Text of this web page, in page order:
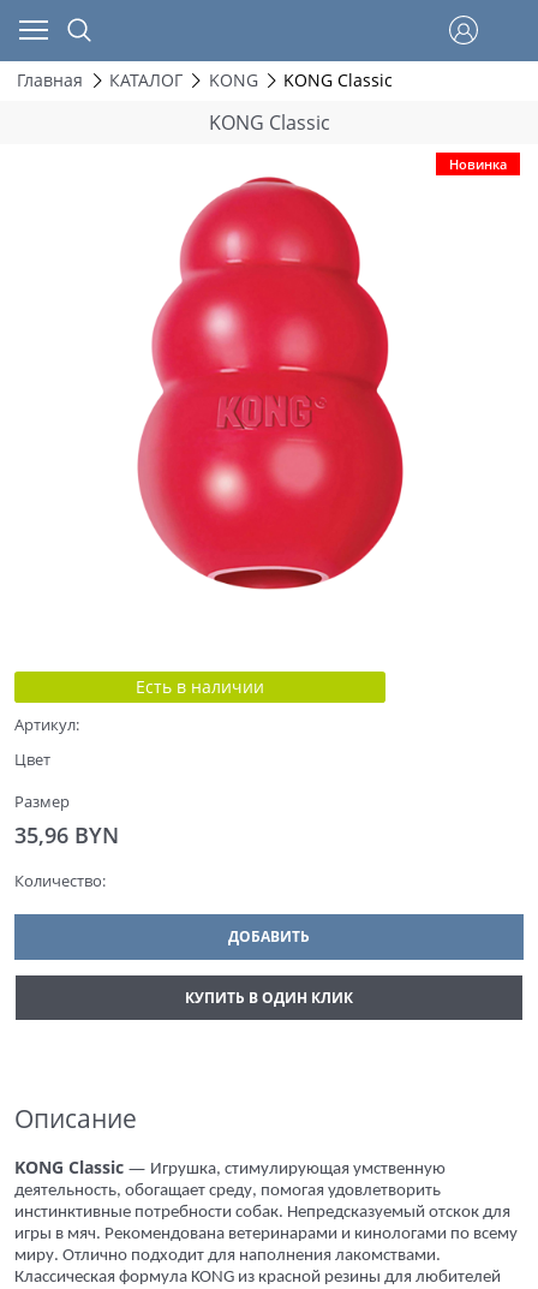
Главная КАТАЛОГ KONG KONG Classic
KONG Classic
Новинка
Есть в наличии
Артикул:
Цвет
Размер
35,96 BYN
Количество:
ДОБАВИТЬ
КУПИТЬ В ОДИН КЛИК
Описание
KONG Classic — Игрушка, стимулирующая умственную
деятельность, обогащает среду, помогая удовлетворить
инстинктивные потребности собак. Непредсказуемый отскок для
игры в мяч. Рекомендована ветеринарами и кинологами по всему
миру. Отлично подходит для наполнения лакомствами.
Классическая формула KONG из красной резины для любителей